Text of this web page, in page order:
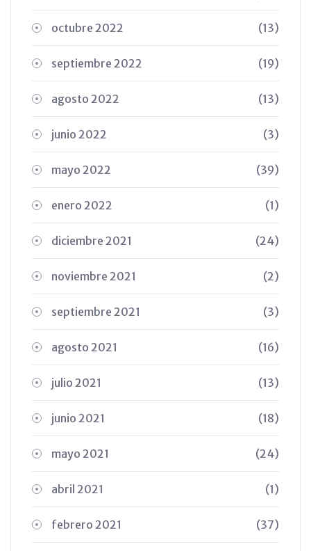
octubre 2022 (13)
septiembre 2022 (19)
agosto 2022 (13)
junio 2022 (3)
mayo 2022 (39)
enero 2022 (1)
diciembre 2021 (24)
noviembre 2021 (2)
septiembre 2021 (3)
agosto 2021 (16)
julio 2021 (13)
junio 2021 (18)
mayo 2021 (24)
abril 2021 (1)
febrero 2021 (37)